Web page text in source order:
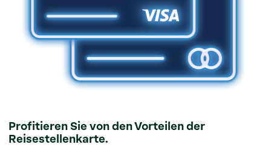
Profitieren Sie von den Vorteilen der
Reisestellenkarte.